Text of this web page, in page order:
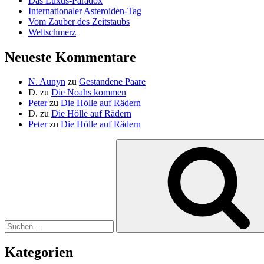
Internationaler Asteroiden-Tag
Vom Zauber des Zeitstaubs
Weltschmerz
Neueste Kommentare
N. Aunyn zu Gestandene Paare
D. zu Die Noahs kommen
Peterzu Die Hölle auf Rädern
D. zu Die Hölle auf Rädern
Peterzu Die Hölle auf Rädern
Kategorien